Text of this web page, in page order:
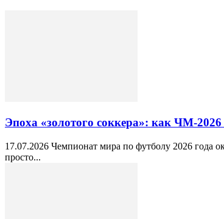
Эпоха «золотого соккера»: как ЧМ-
17.07.2026 Чемпионат мира по футболу 2026 года
просто...